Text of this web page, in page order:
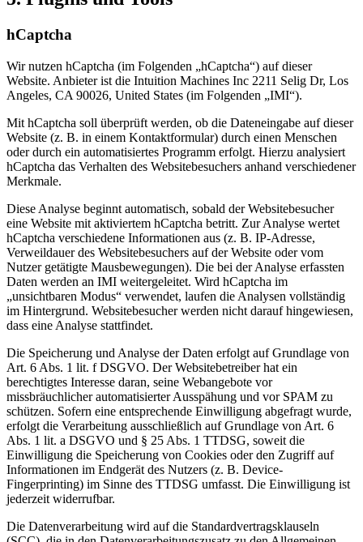
hCaptcha
Wir nutzen hCaptcha (im Folgenden „hCaptcha“) auf dieser
Website. Anbieter ist die Intuition Machines Inc 2211 Selig Dr, Los
Angeles, CA 90026, United States (im Folgenden „IMI“).
Mit hCaptcha soll überprüft werden, ob die Dateneingabe auf dieser
Website (z. B. in einem Kontaktformular) durch einen Menschen
oder durch ein automatisiertes Programm erfolgt. Hierzu analysiert
hCaptcha das Verhalten des Websitebesuchers anhand verschiedener
Merkmale.
Diese Analyse beginnt automatisch, sobald der Websitebesucher
eine Website mit aktiviertem hCaptcha betritt. Zur Analyse wertet
hCaptcha verschiedene Informationen aus (z. B. IP-Adresse,
Verweildauer des Websitebesuchers auf der Website oder vom
Nutzer getätigte Mausbewegungen). Die bei der Analyse erfassten
Daten werden an IMI weitergeleitet. Wird hCaptcha im
„unsichtbaren Modus“ verwendet, laufen die Analysen vollständig
im Hintergrund. Websitebesucher werden nicht darauf hingewiesen,
dass eine Analyse stattfindet.
Die Speicherung und Analyse der Daten erfolgt auf Grundlage von
Art. 6 Abs. 1 lit. f DSGVO. Der Websitebetreiber hat ein
berechtigtes Interesse daran, seine Webangebote vor
missbräuchlicher automatisierter Ausspähung und vor SPAM zu
schützen. Sofern eine entsprechende Einwilligung abgefragt wurde,
erfolgt die Verarbeitung ausschließlich auf Grundlage von Art. 6
Abs. 1 lit. a DSGVO und § 25 Abs. 1 TTDSG, soweit die
Einwilligung die Speicherung von Cookies oder den Zugriff auf
Informationen im Endgerät des Nutzers (z. B. Device-
Fingerprinting) im Sinne des TTDSG umfasst. Die Einwilligung ist
jederzeit widerrufbar.
Die Datenverarbeitung wird auf die Standardvertragsklauseln